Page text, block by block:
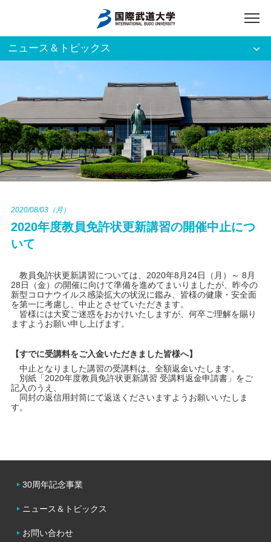
アクセス 入試資料請求
ご利用者別
ホーム
大学案内
キャンパスライフ
学友会クラブ活動
ニュース＆トピックス
2020/08/03（月）
2020年度教員免許状更新講習の開催中止につ
いて
教員免許状更新講習については、2020年8月24日（月）～ 8月
28日（金）の開催に向けて準備を進めてまいりましたが、昨今の
新型コロナウイルス感染拡大の状況に鑑み、皆様の健康・安全面
を第一に考慮し、中止とさせていただきます。
皆様には大変ご迷惑をおかけいたしますが、何卒ご理解を賜り
ますようお願い申し上げます。
【すでに受講料をご入金いただきました皆様へ】
中止となりました講習の受講料は、全額返金いたします。
別紙「2020年度教員免許状更新講習 受講料返金申請書」をご
記入のうえ、
同封の返信用封筒にて返送くださいますようお願いいたしま
す。
30周年記念事業
ニュース＆トピックス
お問い合わせ